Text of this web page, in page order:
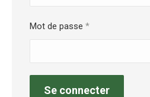
Mot de passe *Obligatoire
Se connecter